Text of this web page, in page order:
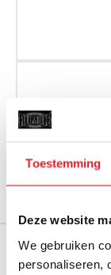
Toestemming
Deze website
We gebruiken
personaliseren,
GRATIS
m.u.v.